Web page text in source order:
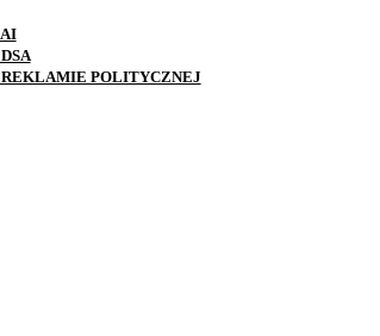
POLITYCZNEJ
prowadzonych działań